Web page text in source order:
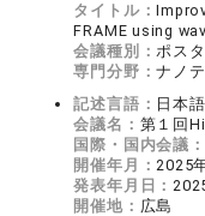
タイトル：
FRAME using
会議種別：ポス
専門分野：ナノ
記述言語： 日本語
会議名： 第１回
国際・国内会議：
開催年月：2025
発表年月日：
開催地： 広島